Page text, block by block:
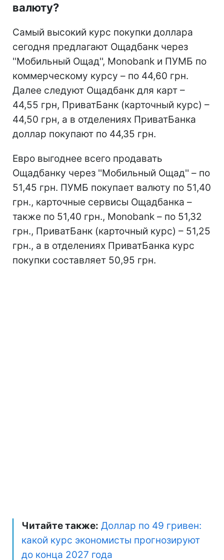
валюту?
Самый высокий курс покупки доллара
сегодня предлагают Ощадбанк через
''Мобильный Ощад'', Monobank и ПУМБ по
коммерческому курсу – по 44,60 грн.
Далее следуют Ощадбанк для карт –
44,55 грн, ПриватБанк (карточный курс) –
44,50 грн, а в отделениях ПриватБанка
доллар покупают по 44,35 грн.
Евро выгоднее всего продавать
Ощадбанку через ''Мобильный Ощад'' – по
51,45 грн. ПУМБ покупает валюту по 51,40
грн., карточные сервисы Ощадбанка –
также по 51,40 грн., Monobank – по 51,32
грн., ПриватБанк (карточный курс) – 51,25
грн., а в отделениях ПриватБанка курс
покупки составляет 50,95 грн.
Читайте также: Доллар по 49 гривен:
какой курс экономисты прогнозируют
до конца 2027 года